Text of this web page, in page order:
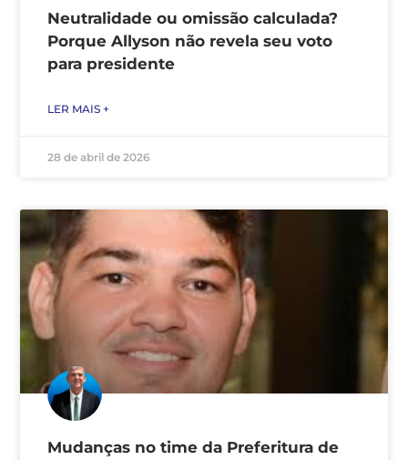
Neutralidade ou omissão calculada?
Porque Allyson não revela seu voto
para presidente
LER MAIS +
28 de abril de 2026
Mudanças no time da Preferitura de